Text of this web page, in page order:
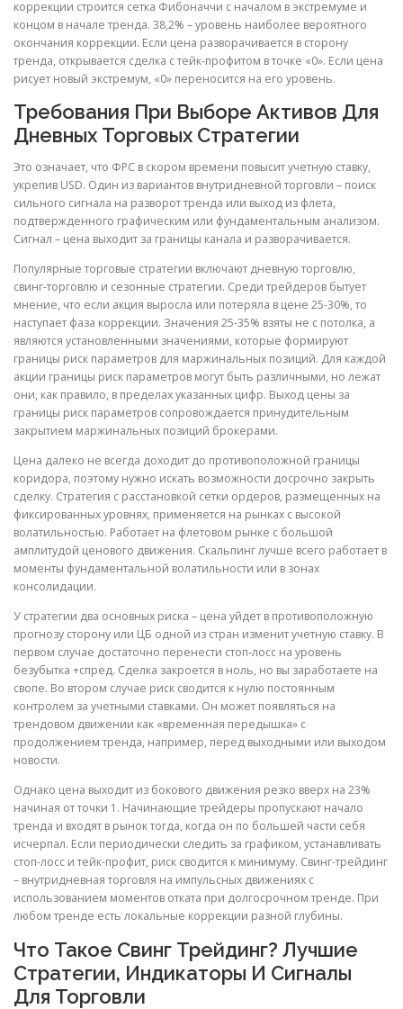
коррекции строится сетка Фибоначчи с началом в экстремуме и
концом в начале тренда. 38,2% – уровень наиболее вероятного
окончания коррекции. Если цена разворачивается в сторону
тренда, открывается сделка с тейк-профитом в точке «0». Если цена
рисует новый экстремум, «0» переносится на его уровень.
Требования При Выборе Активов Для
Дневных Торговых Стратегии
Это означает, что ФРС в скором времени повысит учетную ставку,
укрепив USD. Один из вариантов внутридневной торговли – поиск
сильного сигнала на разворот тренда или выход из флета,
подтвержденного графическим или фундаментальным анализом.
Сигнал – цена выходит за границы канала и разворачивается.
Популярные торговые стратегии включают дневную торговлю,
свинг-торговлю и сезонные стратегии. Среди трейдеров бытует
мнение, что если акция выросла или потеряла в цене 25-30%, то
наступает фаза коррекции. Значения 25-35% взяты не с потолка, а
являются установленными значениями, которые формируют
границы риск параметров для маржинальных позиций. Для каждой
акции границы риск параметров могут быть различными, но лежат
они, как правило, в пределах указанных цифр. Выход цены за
границы риск параметров сопровождается принудительным
закрытием маржинальных позиций брокерами.
Цена далеко не всегда доходит до противоположной границы
коридора, поэтому нужно искать возможности досрочно закрыть
сделку. Стратегия с расстановкой сетки ордеров, размещенных на
фиксированных уровнях, применяется на рынках с высокой
волатильностью. Работает на флетовом рынке с большой
амплитудой ценового движения. Скальпинг лучше всего работает в
моменты фундаментальной волатильности или в зонах
консолидации.
У стратегии два основных риска – цена уйдет в противоположную
прогнозу сторону или ЦБ одной из стран изменит учетную ставку. В
первом случае достаточно перенести стоп-лосс на уровень
безубытка +спред. Сделка закроется в ноль, но вы заработаете на
свопе. Во втором случае риск сводится к нулю постоянным
контролем за учетными ставками. Он может появляться на
трендовом движении как «временная передышка» с
продолжением тренда, например, перед выходными или выходом
новости.
Однако цена выходит из бокового движения резко вверх на 23%
начиная от точки 1. Начинающие трейдеры пропускают начало
тренда и входят в рынок тогда, когда он по большей части себя
исчерпал. Если периодически следить за графиком, устанавливать
стоп-лосс и тейк-профит, риск сводится к минимуму. Свинг-трейдинг
– внутридневная торговля на импульсных движениях с
использованием моментов отката при долгосрочном тренде. При
любом тренде есть локальные коррекции разной глубины.
Что Такое Свинг Трейдинг? Лучшие
Стратегии, Индикаторы И Сигналы
Для Торговли